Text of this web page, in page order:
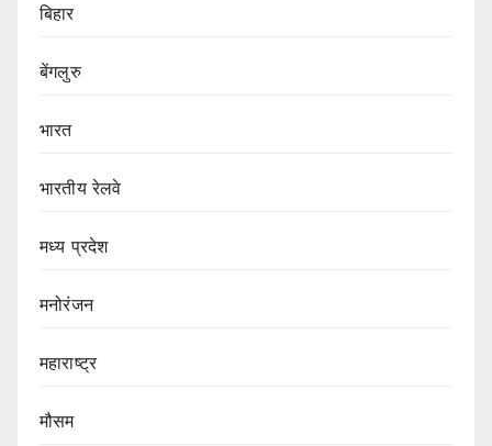
बिहार
बेंगलुरु
भारत
भारतीय रेलवे
मध्य प्रदेश
मनोरंजन
महाराष्ट्र
मौसम